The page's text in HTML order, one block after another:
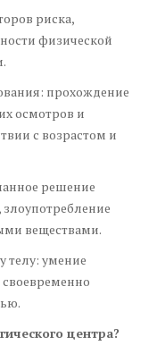
риска,
физической
прохождение
осмотров и
с возрастом и
решение
веществами.
телу: умение
центра?